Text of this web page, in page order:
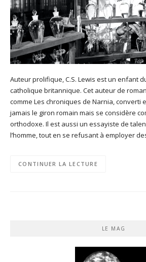
Auteur prolifique, C.S. Lewis est un enfant
catholique britannique. Cet auteur de
comme Les chroniques de Narnia, converti
jamais le giron romain mais se considère
orthodoxe. Il est aussi un essayiste de
l’homme, tout en se refusant à employer
CONTINUER LA LECTURE
LE MAG